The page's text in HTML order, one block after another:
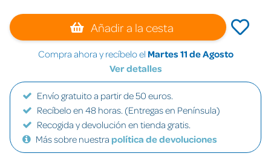
Añadir a la cesta
Compra ahora y recíbelo el Martes 11 de Agosto
Ver detalles
Envío gratuito a partir de 50 euros.
Recíbelo en 48 horas. (Entregas en Península)
Recogida y devolución en tienda gratis.
Más sobre nuestra política de devoluciones